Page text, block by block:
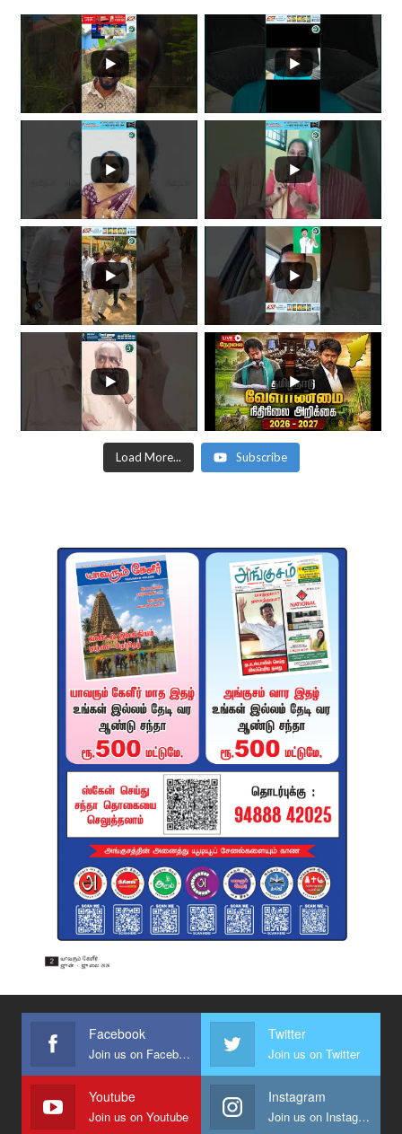
Load More... Subscribe
Facebook
Join us on Facebook
Twitter
Join us on Twitter
Youtube
Join us on Youtube
Instagram
Join us on Instagram